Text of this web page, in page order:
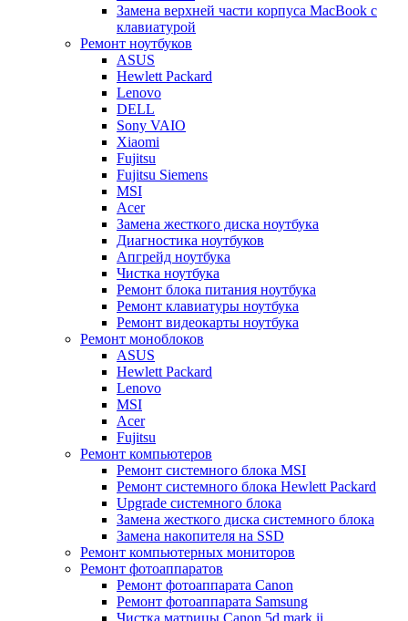
Замена верхней части корпуса MacBook с
клавиатурой
Ремонт ноутбуков
ASUS
Hewlett Packard
Lenovo
DELL
Sony VAIO
Xiaomi
Fujitsu
Fujitsu Siemens
MSI
Acer
Замена жесткого диска ноутбука
Диагностика ноутбуков
Апгрейд ноутбука
Чистка ноутбука
Ремонт блока питания ноутбука
Ремонт клавиатуры ноутбука
Ремонт видеокарты ноутбука
Ремонт моноблоков
ASUS
Hewlett Packard
Lenovo
MSI
Acer
Fujitsu
Ремонт компьютеров
Ремонт системного блока MSI
Ремонт системного блока Hewlett Packard
Upgrade системного блока
Замена жесткого диска системного блока
Замена накопителя на SSD
Ремонт компьютерных мониторов
Ремонт фотоаппаратов
Ремонт фотоаппарата Canon
Ремонт фотоаппарата Samsung
Чистка матрицы Canon 5d mark ii